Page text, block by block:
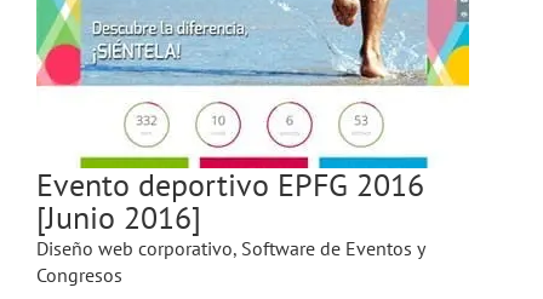
Evento deportivo EPFG 2016
[Junio 2016]
Diseño web corporativo, Software de Eventos y
Congresos